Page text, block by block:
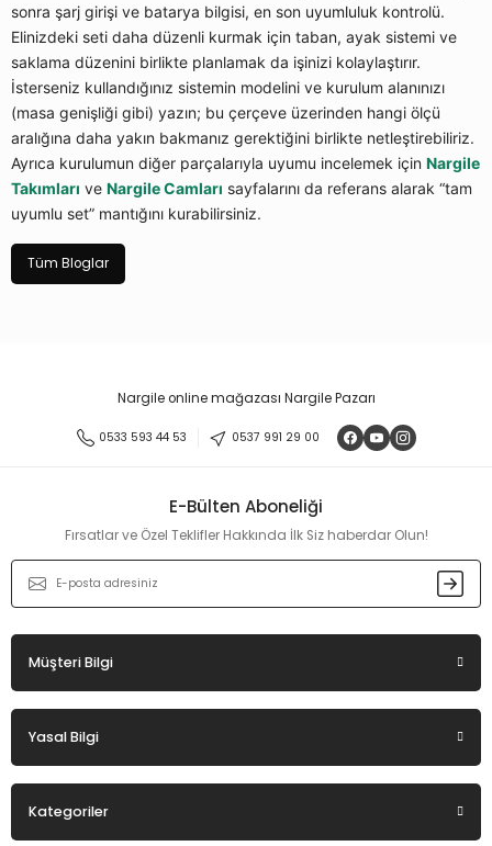
sonra şarj girişi ve batarya bilgisi, en son uyumluluk kontrolü.
Elinizdeki seti daha düzenli kurmak için taban, ayak sistemi ve
saklama düzenini birlikte planlamak da işinizi kolaylaştırır.
İsterseniz kullandığınız sistemin modelini ve kurulum alanınızı
(masa genişliği gibi) yazın; bu çerçeve üzerinden hangi ölçü
aralığına daha yakın bakmanız gerektiğini birlikte netleştirebiliriz.
Ayrıca kurulumun diğer parçalarıyla uyumu incelemek için Nargile
Takımları ve Nargile Camları sayfalarını da referans alarak “tam
uyumlu set” mantığını kurabilirsiniz.
Tüm Bloglar
Nargile online mağazası Nargile Pazarı
0533 593 44 53 0537 991 29 00
E-Bülten Aboneliği
Fırsatlar ve Özel Teklifler Hakkında İlk Siz haberdar Olun!
Müşteri Bilgi
Yasal Bilgi
Kategoriler